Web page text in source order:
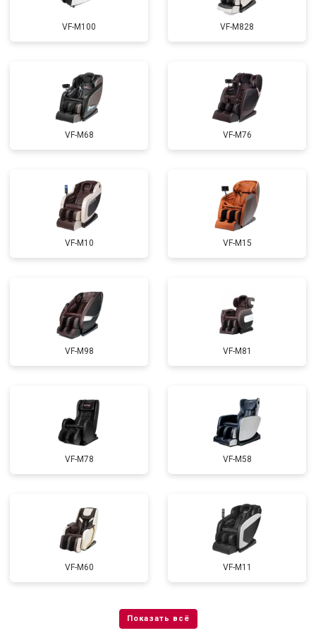
от 3900 ₽
Ремонт сканера от 4800 ₽ Заказать
Замена сетевого трансформатора от 4500 ₽ Заказать
Ремонт микро-лифта от 5500 ₽
VF-M100 VF-M828
VF-M68 VF-M76
VF-M10 VF-M15
VF-M98 VF-M81
VF-M78 VF-M58
VF-M60 VF-M11